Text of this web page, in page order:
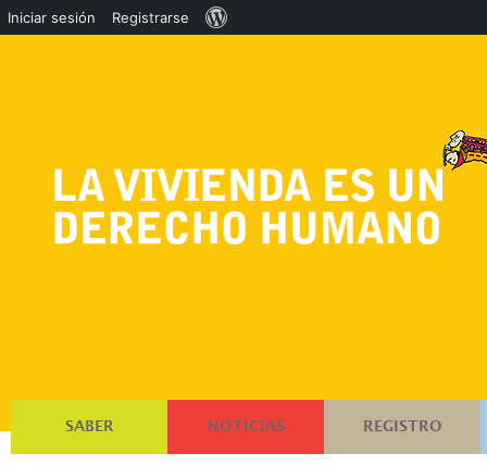
SABER NOTICIAS REGISTRO
Iniciar sesión Registrarse